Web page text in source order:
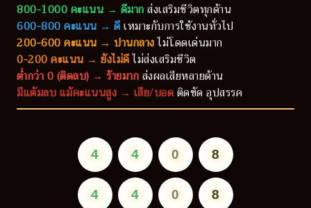
800-1000 คะแนน → ดีมากส่งเสริมชีวิตทุกด้าน
600-800 คะแนน → ดีเหมาะกับการใช้งานทั่วไป
200-600 คะแนน → ปานกลางไม่โดดเด่นมาก
0-200 คะแนน → ยังไม่ดีไม่ส่งเสริมชีวิต
ต่ำกว่า 0 (ติดลบ) → ร้ายมากส่งผลเสียหลายด้าน
มีแต้มลบ แม้คะแนนสูง → เสีย/บอดติดขัด อุปสรรค
4 4 0 8
4 4 0 8